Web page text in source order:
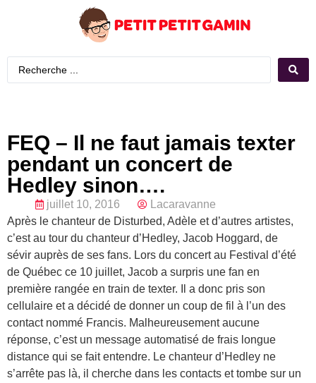
FEQ – Il ne faut jamais texter
pendant un concert de
Hedley sinon….
juillet 10, 2016
Lacaravanne
Après le chanteur de Disturbed, Adèle et d’autres artistes,
c’est au tour du chanteur d’Hedley, Jacob Hoggard, de
sévir auprès de ses fans. Lors du concert au Festival d’été
de Québec ce 10 juillet, Jacob a surpris une fan en
première rangée en train de texter. Il a donc pris son
cellulaire et a décidé de donner un coup de fil à l’un des
contact nommé Francis. Malheureusement aucune
réponse, c’est un message automatisé de frais longue
distance qui se fait entendre. Le chanteur d’Hedley ne
s’arrête pas là, il cherche dans les contacts et tombe sur un